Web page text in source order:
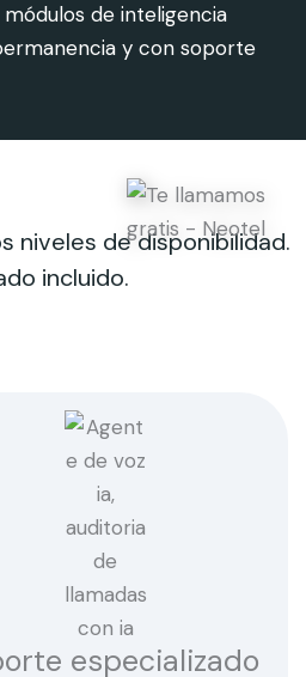
de inteligencia
y con soporte
niveles de disponibilidad.
incluido.
especializado